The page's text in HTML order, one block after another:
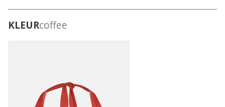
KLEURcoffee